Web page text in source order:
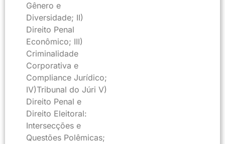
Gênero e
Diversidade; II)
Direito Penal
Econômico; III)
Criminalidade
Corporativa e
Compliance Jurídico;
IV)Tribunal do Júri V)
Direito Penal e
Direito Eleitoral:
Intersecções e
Questões Polêmicas;